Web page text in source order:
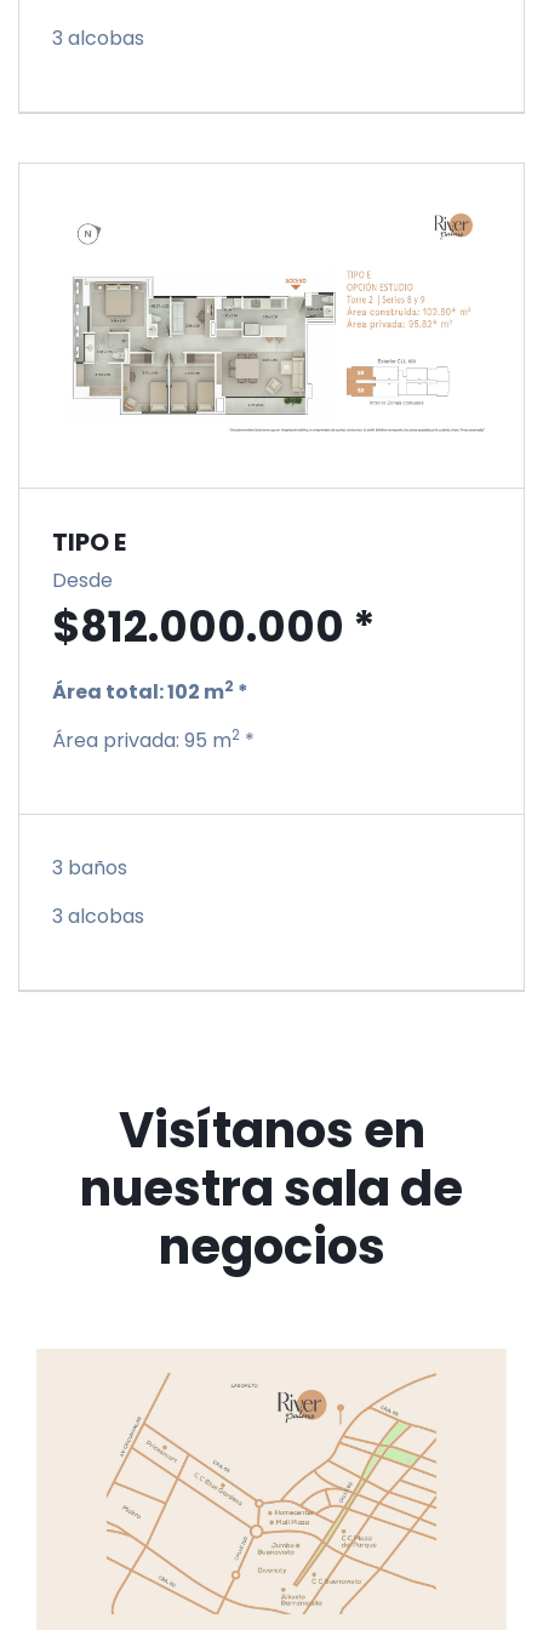
3 alcobas
TIPO E
Desde
$812.000.000 *
Área total:102 m2 *
Área privada: 95 m2 *
3 baños
3 alcobas
Visítanos en
nuestra sala de
negocios